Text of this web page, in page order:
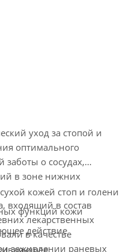
уход за стопой и
оптимального
о сосудах,
в зоне нижних
входящий в состав
лекарственных
в качестве
заживлении раневых
кожей стоп и голени
функций кожи
действие